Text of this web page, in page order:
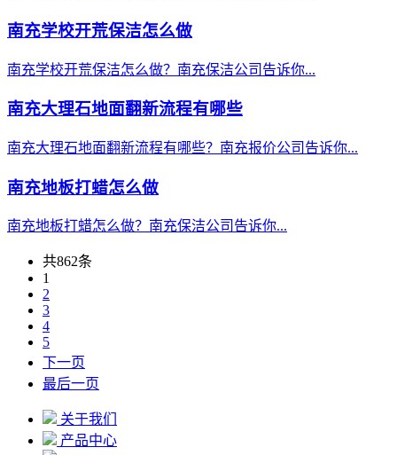
南充学校开荒保洁怎么做
南充学校开荒保洁怎么做？南充保洁公司告诉你...
南充大理石地面翻新流程有哪些
南充大理石地面翻新流程有哪些？南充报价公司告诉你...
南充地板打蜡怎么做
南充地板打蜡怎么做？南充保洁公司告诉你...
共862条
1
2
3
4
5
下一页
最后一页
关于我们
产品中心